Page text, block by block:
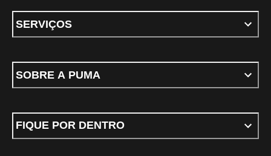
SERVIÇOS
SOBRE A PUMA
FIQUE POR DENTRO